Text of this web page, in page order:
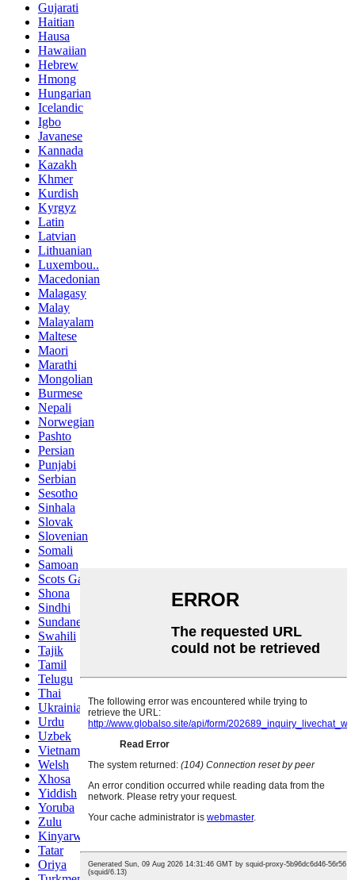
Gujarati
Haitian
Hausa
Hawaiian
Hebrew
Hmong
Hungarian
Icelandic
Igbo
Javanese
Kannada
Kazakh
Khmer
Kurdish
Kyrgyz
Latin
Latvian
Lithuanian
Luxembou..
Macedonian
Malagasy
Malay
Malayalam
Maltese
Maori
Marathi
Mongolian
Burmese
Nepali
Norwegian
Pashto
Persian
Punjabi
Serbian
Sesotho
Sinhala
Slovak
Slovenian
Somali
Samoan
Scots Gaelic
Shona
Sindhi
Sundanese
Swahili
Tajik
Tamil
Telugu
Thai
Ukrainian
Urdu
Uzbek
Vietnamese
Welsh
Xhosa
Yiddish
Yoruba
Zulu
Kinyarwanda
Tatar
Oriya